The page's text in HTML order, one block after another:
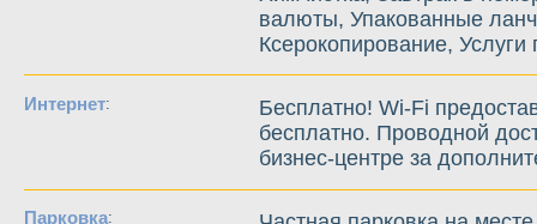
валюты, Упакованные
Ксерокопирование,
Интернет:
Бесплатно! Wi-Fi
бесплатно. Проводной
бизнес-центре за
Парковка: